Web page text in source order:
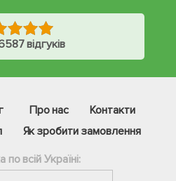
відгуків
Про нас
Контакти
Як зробити замовлення
по всій Україні: